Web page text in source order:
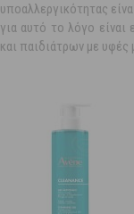
υποαλλεργικότητας
για αυτό το λόγο
και παιδιάτρων με υφές